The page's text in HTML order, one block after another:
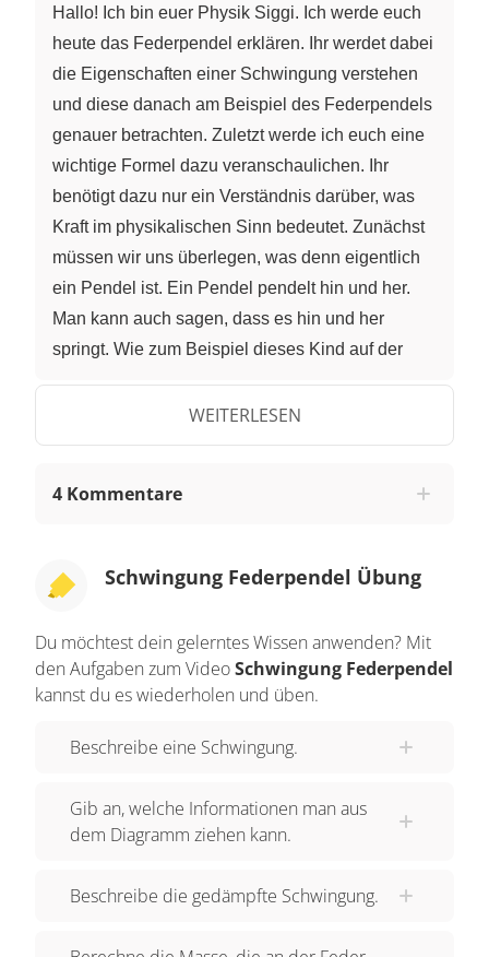
Hallo! Ich bin euer Physik Siggi. Ich werde euch
heute das Federpendel erklären. Ihr werdet dabei
die Eigenschaften einer Schwingung verstehen
und diese danach am Beispiel des Federpendels
genauer betrachten. Zuletzt werde ich euch eine
wichtige Formel dazu veranschaulichen. Ihr
benötigt dazu nur ein Verständnis darüber, was
Kraft im physikalischen Sinn bedeutet. Zunächst
müssen wir uns überlegen, was denn eigentlich
ein Pendel ist. Ein Pendel pendelt hin und her.
Man kann auch sagen, dass es hin und her
springt. Wie zum Beispiel dieses Kind auf der
einen beliebigen Körper. Dieser wird mithilfe
einer Anfangskraft vom Punkt a wegbewegt.
Körper nun seine Richtung und bewegt sich auf
so ist er ein Mal hin und her geschwungen. Er hat
eine Schwingung zurückgelegt. Wiederholt er
er. Ihr kennt dies von einer Gitarrensaite, die ihr
anzupft, oder eben von dem Kind auf der
seinen Aufenthaltsort periodisch mit der Zeit. Das
Jedoch ist es nach einer Periode wieder am
Startpunkt angelangt. Dies kann man grafisch
Sekunden auf. Nach einer Sekunde, nach 2, 3,
WEITERLESEN
4 Kommentare
Schwingung Federpendel Übung
Du möchtest dein gelerntes Wissen anwenden? Mit
den Aufgaben zum VideoSchwingung Federpendel
kannst du es wiederholen und üben.
Beschreibe eine Schwingung.
Gib an, welche Informationen man aus
dem Diagramm ziehen kann.
Beschreibe die gedämpfte Schwingung.